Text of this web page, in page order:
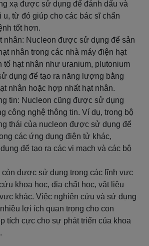
xạ được sử dụng để đánh dấu và
u, từ đó giúp cho các bác sĩ chẩn
tốt hơn.
nhân: Nucleon được sử dụng để sản
nhân trong các nhà máy điện hạt
tố hạt nhân như uranium, plutonium
dụng để tạo ra năng lượng bằng
nhân hoặc hợp nhất hạt nhân.
tin: Nucleon cũng được sử dụng
công nghệ thông tin. Ví dụ, trong bộ
thái của nucleon được sử dụng để
các ứng dụng điện tử khác,
để tạo ra các vi mạch và các bộ
còn được sử dụng trong các lĩnh vực
khoa học, địa chất học, vật liệu
khác. Việc nghiên cứu và sử dụng
lợi ích quan trọng cho con
tích cực cho sự phát triển của khoa